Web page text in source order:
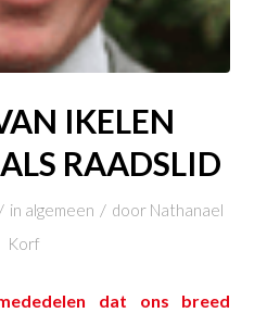
IKELEN
RAADSLID
/ in algemeen / door Nathanael
Korf
dat ons breed